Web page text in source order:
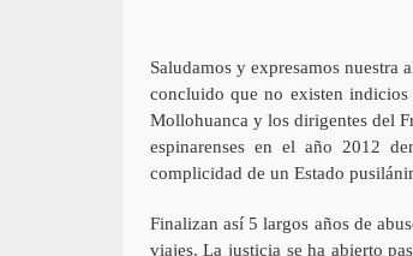
Saludamos y expresamos
concluido que no existen indicios
Mollohuanca y los dirigentes del
espinarenses en el año 2012
complicidad de un Estado
Finalizan así 5 largos años de
viajes. La justicia se ha abierto